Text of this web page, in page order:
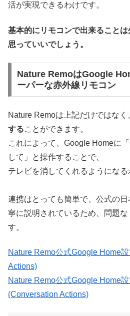
活が実現できるわけです。
基本的にリモコンで出来ること
思っていいでしょう。
Nature RemoはGoogle
ーパーな赤外線リモコン
Nature Remoは上記だけではなく
することができます。
これによって、Google Homeに
して」と操作することで、
テレビを消してくれるようになる
連携はとっても簡単で、公式の
寧に説明されているため、問題な
す。
Nature Remo公式Google Home
Actions)
Nature Remo公式Google Home
(Conversation Actions)